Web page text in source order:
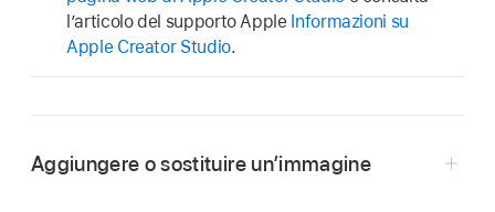
l’articolo del supporto Apple Informazioni su
Apple Creator Studio.
Aggiungere o sostituire un’immagine